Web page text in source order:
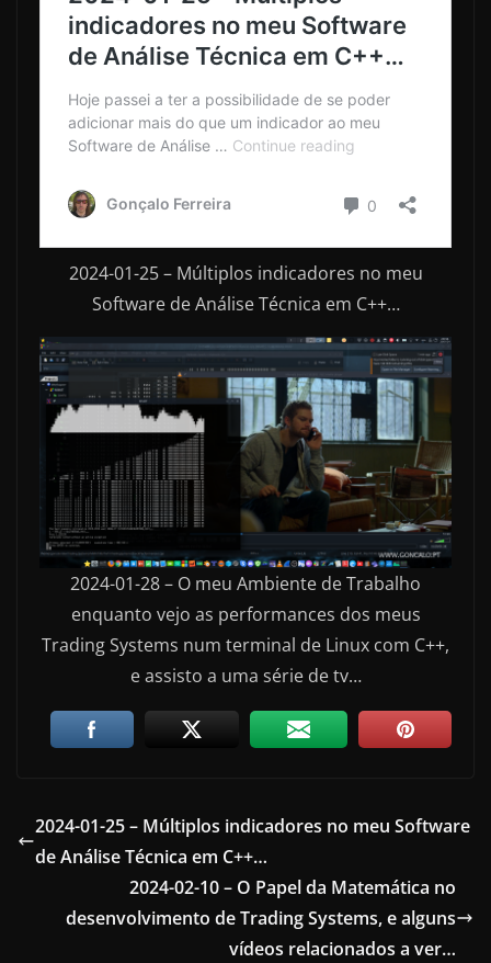
2024-01-25 – Múltiplos indicadores no meu
Software de Análise Técnica em C++…
2024-01-28 – O meu Ambiente de Trabalho
enquanto vejo as performances dos meus
Trading Systems num terminal de Linux com C++,
e assisto a uma série de tv…
2024-01-25 – Múltiplos indicadores no meu Software
de Análise Técnica em C++…
2024-02-10 – O Papel da Matemática no
desenvolvimento de Trading Systems, e alguns
vídeos relacionados a ver…